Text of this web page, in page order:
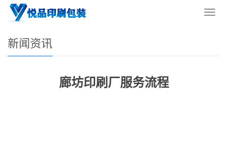
导
您的位置： 网站首页>
新闻资讯
廊坊印刷厂服务流程